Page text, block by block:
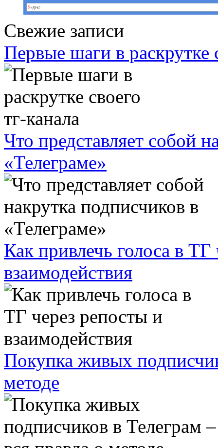
Свежие записи
Первые шаги в раскрутке
Что представляет собой
«Телеграме»
Как привлечь голоса в ТГ
взаимодействия
Покупка живых
методе